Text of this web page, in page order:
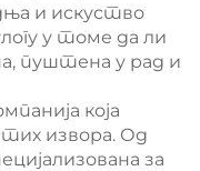
и искуство
у томе да ли
пуштена у рад и
која
извора. Од
за